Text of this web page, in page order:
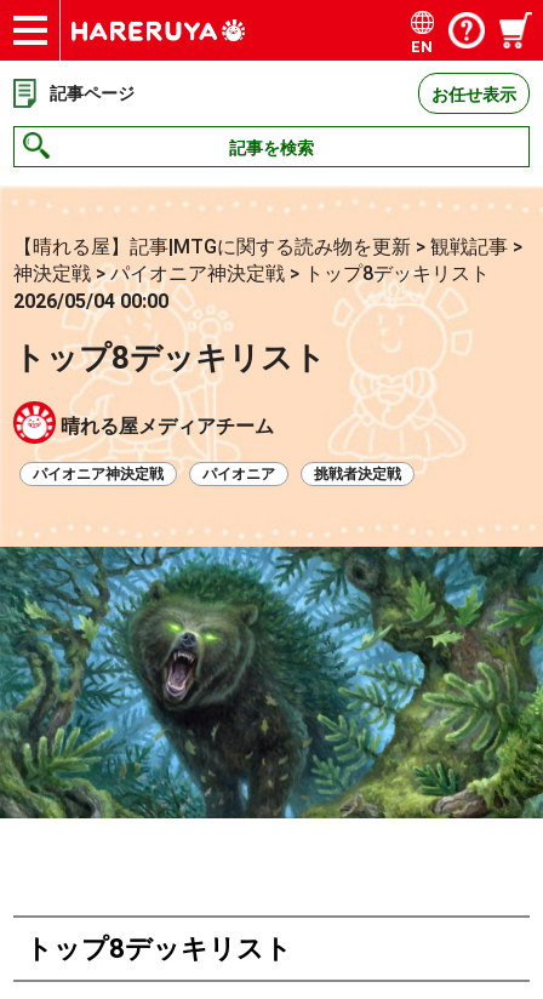
ショップ
買取
記事
デッキ検索
デッキ構築
選手一覧
店舗一覧
イベント
お問い合わせ
EN
記事ページ お任せ表示
記事を検索
【晴れる屋】記事|MTGに関する読み物を更新 >観戦記事 >
神決定戦>パイオニア神決定戦 > トップ8デッキリスト
2026/05/04 00:00
トップ8デッキリスト
晴れる屋メディアチーム
パイオニア神決定戦 パイオニア 挑戦者決定戦
トップ8デッキリスト